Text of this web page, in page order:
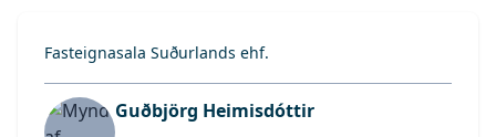
Fasteignasala Suðurlands ehf.
Guðbjörg Heimisdóttir